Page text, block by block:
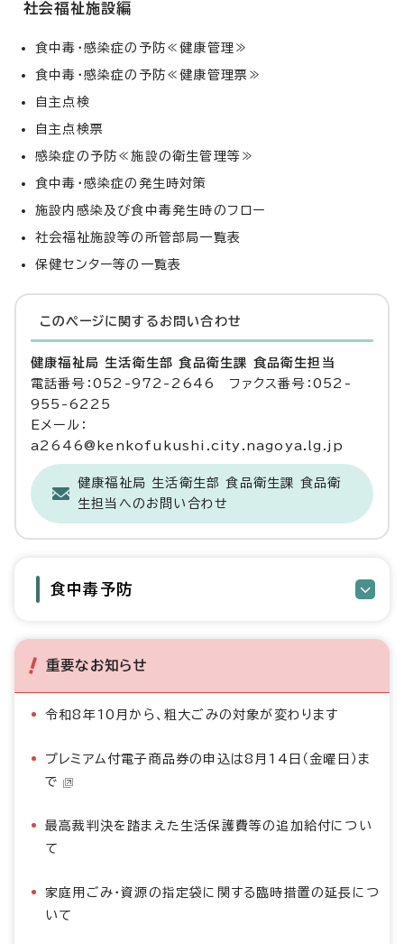
社会福祉施設編
食中毒・感染症の予防≪健康管理≫
食中毒・感染症の予防≪健康管理票≫
自主点検
自主点検票
感染症の予防≪施設の衛生管理等≫
食中毒・感染症の発生時対策
施設内感染及び食中毒発生時のフロー
社会福祉施設等の所管部局一覧表
保健センター等の一覧表
このページに関する お問い合わせ
健康福祉局 生活衛生部 食品衛生課 食品衛生担当
電話番号：052-972-2646 ファクス番号：052-
955-6225
Eメール：
a2646@kenkofukushi.city.nagoya.lg.jp
健康福祉局 生活衛生部 食品衛生課 食品衛
生担当へのお問い合わせ
食中毒予防
重要なお知らせ
令和8年10月から、粗大ごみの対象が変わります
プレミアム付電子商品券の申込は8月14日（金曜日）ま
で
最高裁判決を踏まえた生活保護費等の追加給付につい
て
家庭用ごみ・資源の指定袋に関する臨時措置の延長につ
いて